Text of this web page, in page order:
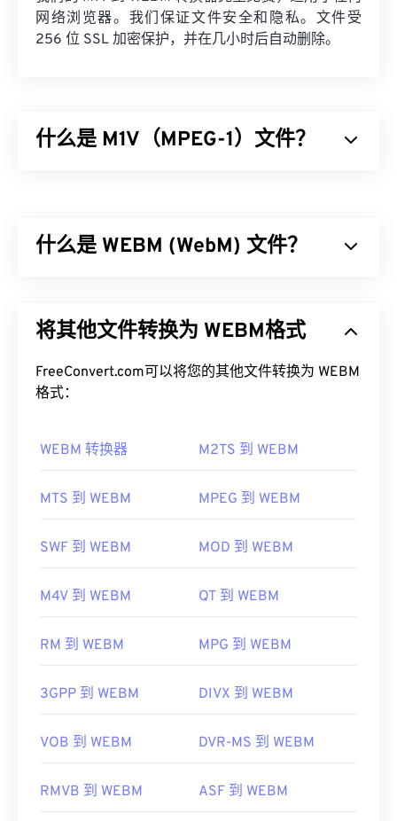
网络浏览器。我们保证文件安全和隐私。文件受
256 位 SSL 加密保护，并在几小时后自动删除。
什么是 M1V（MPEG-1）文件？
在所有使用有损压缩的格式中，M1V 与播放器、软
放器可以在多种操作系统上播放，包括 Windows、
Mac OS X、Linux 和 Unix。
访问播放器网站并搜索 MPEG-1 视频文件更新，验证
播放器软件是否为最新版本。在 Windows 系统中，
联。如果所有方法均失败，请使用VirusTotal
制定者： ISO、
首次发行：1992年
https://en.wikipedia.org/wiki/MPEG-1
什么是 WEBM (WebM) 文件？
它支持章节、字幕、副标题、元数据标签、流媒体、
WEBM 使用VP8或VP9编解码器压缩视频流，使用
Vorbis
如何打开 WEBM 文件？
上打开 WEBM 文件。其他适合打开 WEBM 的播放器
和适用于 Mac OS X 操作系统的 Elmedia 。
独安装编解码器
。不过，大多数浏览器都支持
开发者： Google
CoreCodec, Inc。
有用的链接：
https://en.wikipedia.org/wiki/WebM
将其他文件转换为 WEBM格式
FreeConvert.com可以将您的其他文件转换为 WEBM
格式：
WEBM 转换器 M2TS 到 WEBM
MTS 到 WEBM MPEG 到 WEBM
SWF 到 WEBM MOD 到 WEBM
M4V 到 WEBM QT 到 WEBM
RM 到 WEBM MPG 到 WEBM
3GPP 到 WEBM DIVX 到 WEBM
VOB 到 WEBM DVR-MS 到 WEBM
RMVB 到 WEBM ASF 到 WEBM